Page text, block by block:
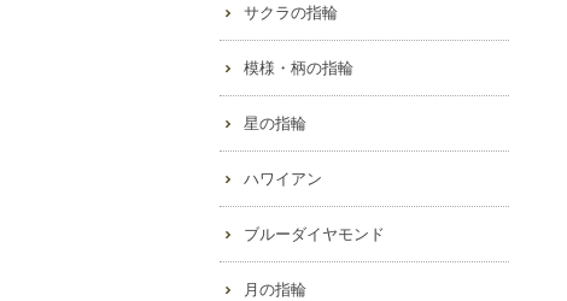
サクラの指輪
模様・柄の指輪
星の指輪
ハワイアン
ブルーダイヤモンド
月の指輪